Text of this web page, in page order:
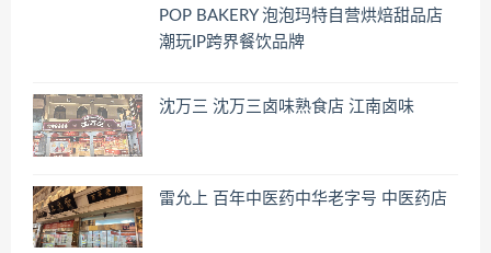
POP BAKERY 泡泡玛特自营烘焙甜品店
潮玩IP跨界餐饮品牌
沈万三 沈万三卤味熟食店 江南卤味
雷允上 百年中医药中华老字号 中医药店